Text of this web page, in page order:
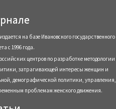
на базе Ивановского государственного
с 1996 года.
центров по разработке методологии
затрагивающей интересы женщин и
демографической политики, управления,
проблемам женского движения.